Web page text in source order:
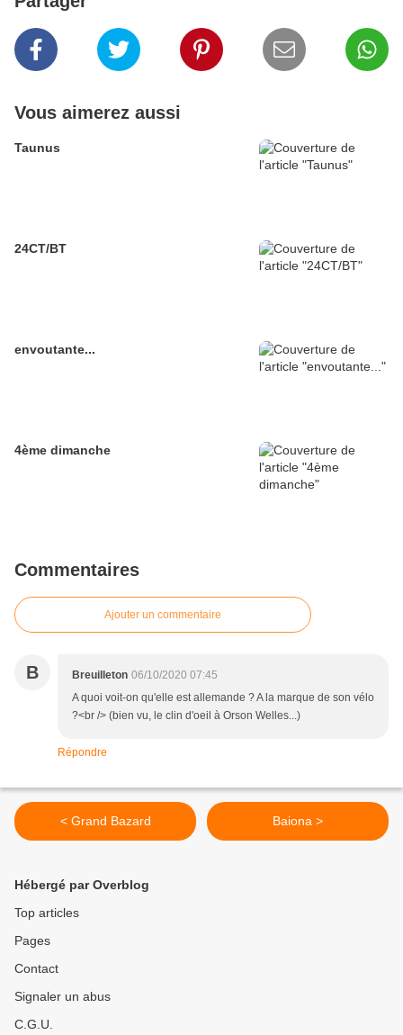
Vous aimerez aussi
Taunus
24CT/BT
envoutante...
4ème dimanche
Commentaires
Ajouter un commentaire
B Breuilleton 06/10/2020 07:45
A quoi voit-on qu'elle est allemande ? A la marque de son vélo
?<br /> (bien vu, le clin d'oeil à Orson Welles...)
Répondre
< Grand Bazard Baiona >
Hébergé par Overblog
Top articles
Pages
Contact
Signaler un abus
C.G.U.